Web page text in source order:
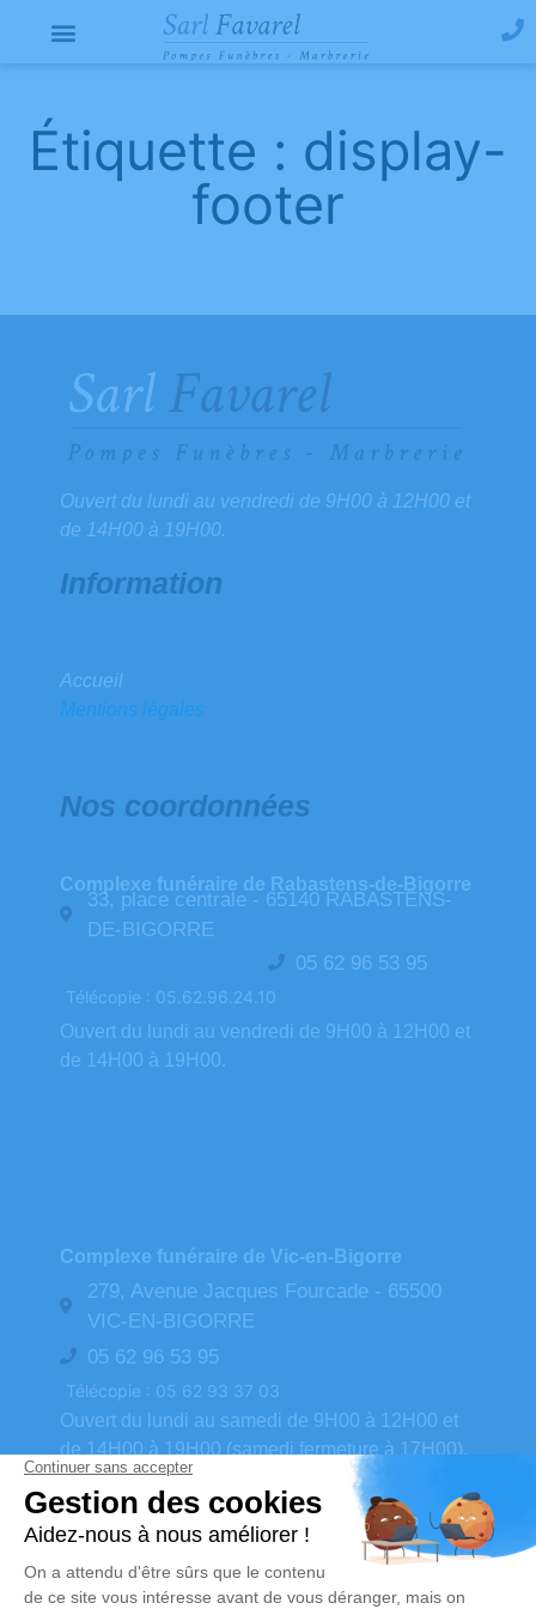
Étiquette : display-
footer
Ouvert du lundi au vendredi de 9H00 à 12H00 et
de 14H00 à 19H00.
Information
Accueil
Mentions légales
Nos coordonnées
Complexe funéraire de Rabastens-de-Bigorre
33, place centrale - 65140 RABASTENS-
DE-BIGORRE
05 62 96 53 95
Télécopie : 05.62.96.24.10
Ouvert du lundi au vendredi de 9H00 à 12H00 et
de 14H00 à 19H00.
Complexe funéraire de Vic-en-Bigorre
279, Avenue Jacques Fourcade - 65500
VIC-EN-BIGORRE
05 62 96 53 95
Télécopie : 05 62 93 37 03
Ouvert du lundi au samedi de 9H00 à 12H00 et
de 14H00 à 19H00 (samedi fermeture à 17H00).
contact@pompes-funebres-favarel.com
N° d'urgence : 06.80.73.42.88